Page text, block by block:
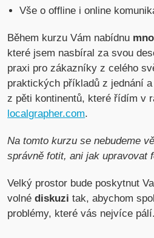
Vše o offline i online
Během kurzu Vám nabídnu
které jsem nasbíral za svou
praxi pro zákazníky z celého
praktických příkladů z jednání
z pěti kontinentů, které řídím v
localgrapher.com.
Na tomto kurzu se nebudeme
správně fotit, ani jak upravovat
Velký prostor bude poskytnut
volnédiskuzi tak, abychom
problémy, které vás nejvíce pálí.